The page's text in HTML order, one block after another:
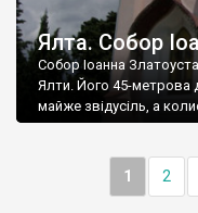
Ялта. Собор
Собор Іоанна
Ялти. Його 45-метрова
майже звідусіль, а
1 2